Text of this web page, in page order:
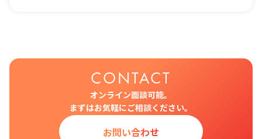
CONTACT
オンライン面談可能。
まずはお気軽にご相談ください。
お問い合わせ